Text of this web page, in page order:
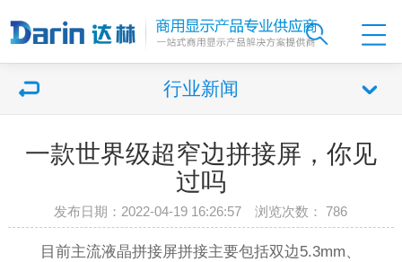
行业新闻
一款世界级超窄边拼接屏，你见
过吗
发布日期：2022-04-19 16:26:57 浏览次数： 786
目前主流液晶拼接屏拼接主要包括双边5.3mm、